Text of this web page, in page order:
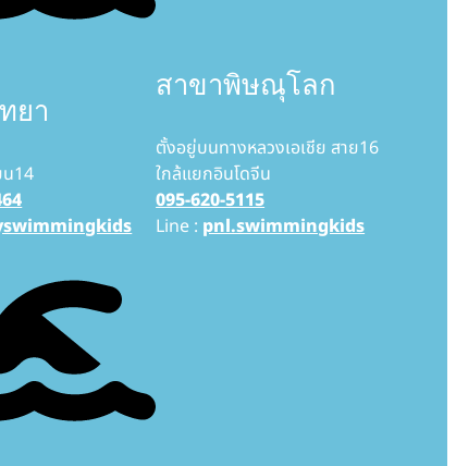
ยา
14
สาขาพิษณุโลก
ตั้งอยู่บนทางหลวงเอเชีย สาย16
ใกล้แยกอินโดจีน
095-620-5115
Line : pnl.swimmingkids